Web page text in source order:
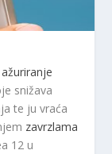
snižava
te ju vraća
zavrzlama
12 u